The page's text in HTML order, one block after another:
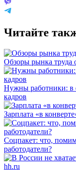
Читайте
Обзоры рынка труда
Нужны работники: в
кадров
Зарплата «в
Соцпакет: что,
работодатели?